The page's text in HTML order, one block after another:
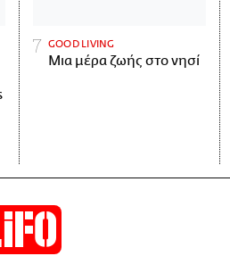
GOOD LIVING
Μια μέρα ζωής στο νησί